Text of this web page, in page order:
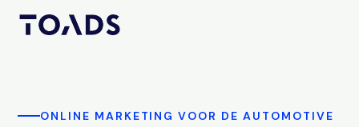
ONLINE MARKETING VOOR DE AUTOMOTIVE